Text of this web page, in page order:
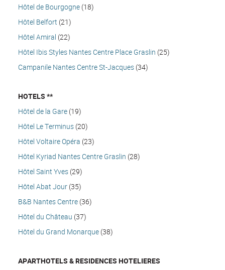
Hôtel de Bourgogne (18)
Hôtel Belfort (21)
Hôtel Amiral (22)
Hôtel Ibis Styles Nantes Centre Place Graslin (25)
Campanile Nantes Centre St-Jacques (34)
HOTELS **
Hôtel de la Gare (19)
Hôtel Le Terminus (20)
Hôtel Voltaire Opéra (23)
Hôtel Kyriad Nantes Centre Graslin (28)
Hôtel Saint Yves (29)
Hôtel Abat Jour (35)
B&B Nantes Centre (36)
Hôtel du Château (37)
Hôtel du Grand Monarque (38)
APARTHOTELS & RESIDENCES HOTELIERES